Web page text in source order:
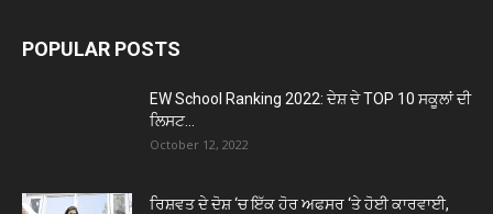
POPULAR POSTS
EW School Ranking 2022: ਦੇਸ਼ ਦੇ TOP 10 ਸਕੂਲਾਂ ਦੀ
ਲਿਸਟ...
October 12, 2022
ਰਿਸ਼ਵਤ ਦੇ ਦੋਸ਼ ‘ਚ ਇੱਕ ਹੋਰ ਅਫਸਰ ‘ਤੇ ਹੋਈ ਕਾਰਵਾਈ,